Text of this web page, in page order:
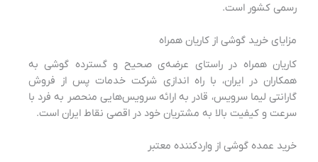
رسمی کشور است.
مزایای خرید گوشی از کاریان همراه
کاریان همراه در راستای عرضه‌ی صحیح و گسترده گوشی به
همکاران در ایران، با راه اندازی شرکت خدمات پس از فروش
گارانتی لیما سرویس، قادر به ارائه سرویس‌هایی منحصر به فرد با
سرعت و کیفیت بالا به مشتریان خود در اقصی نقاط ایران است.
خرید عمده گوشی از واردکننده معتبر